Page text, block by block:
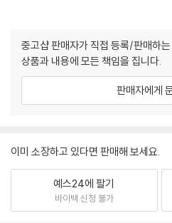
중고샵 판매자가 직접 등록/판매하
상품과 내용에 모든 책임을 집니다.
판매자에게
이미 소장하고 있다면 판매해 보세요.
예스24에 팔기
바이백 신청 불가